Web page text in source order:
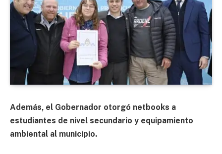
Además, el Gobernador otorgó netbooks a
estudiantes de nivel secundario y equipamiento
ambiental al municipio.